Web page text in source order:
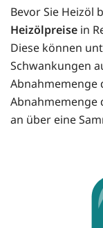
Bevor Sie Heizöl
Heizölpreise in
Diese können
Schwankungen
Abnahmemenge
Abnahmemenge
an über eine